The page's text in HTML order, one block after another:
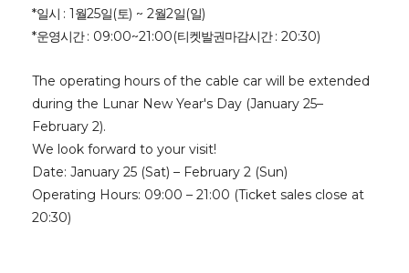
*일시 : 1 월25일 (토) ~ 2월2일 (일)
*운영시간 : 09:00~21:00(티켓발권마감시간 : 20:30)
The operating hours of the cable car will be extended
during the Lunar New Year's Day (January 25–
February 2).
We look forward to your visit!
Date: January 25 (Sat) – February 2 (Sun)
Operating Hours: 09:00 – 21:00 (Ticket sales close at
20:30)